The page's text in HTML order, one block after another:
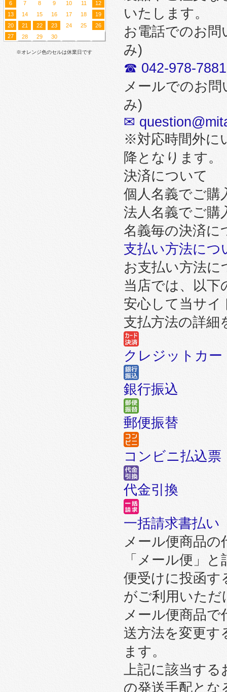
6
7 8 9 10 11
12
13
14 15 16 17 18
19
20
21 22 23 24 25
26
27
28 29 30
※オレンジ色のセルは休業日です
いたします。
お電話でのお
み)
☎ 042-978-7881
メールでのお
み)
✉
※対応時間外に
降となります。
決済について
個人名義でご購
法人名義でご購
名義毎の決済に
支払い方法につ
お支払い方法に
当店では、以
安心して当サイ
支払方法の詳細
クレジットカー
銀行振込
郵便振替
コンビニ払込票
代金引換
一括請求書払い
メール便商品の
「メール便」
便受けに投函す
がご利用いただ
メール便商品で
送方法を変更す
ます。
上記に該当する
の発送手配とな